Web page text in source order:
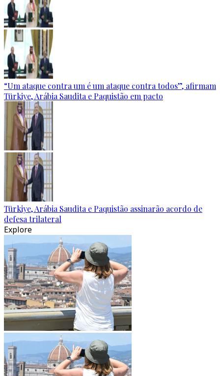
“Um ataque contra um é um ataque contra todos”, afirmam
Türkiye, Arábia Saudita e Paquistão em pacto
Türkiye, Arábia Saudita e Paquistão assinarão acordo de
defesa trilateral
Explore